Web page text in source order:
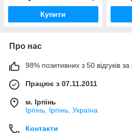
Купити
Про нас
98% позитивних з 50 відгуків за
Працює з 07.11.2011
м. Ірпінь
Ірпінь, Ірпінь, Україна
Контакти